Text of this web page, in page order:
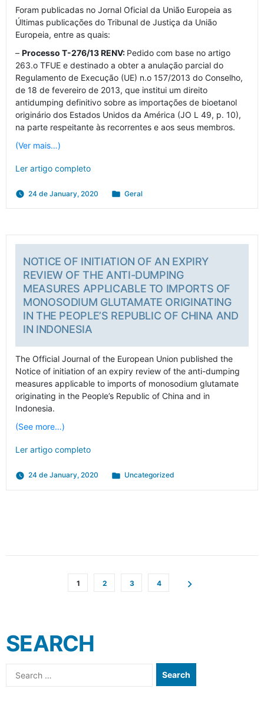
Foram publicadas no Jornal Oficial da União Europeia as
Últimas publicações do Tribunal de Justiça da União
Europeia, entre as quais:
–Processo T-276/13 RENV: Pedido com base no artigo
263.o TFUE e destinado a obter a anulação parcial do
Regulamento de Execução (UE) n.o 157/2013 do Conselho,
de 18 de fevereiro de 2013, que institui um direito
antidumping definitivo sobre as importações de bioetanol
originário dos Estados Unidos da América (JO L 49, p. 10),
na parte respeitante às recorrentes e aos seus membros.
(Ver mais…)
Ler artigo completo
24 de January, 2020
Posted
Geral
NOTICE OF INITIATION OF AN EXPIRY
REVIEW OF THE ANTI-DUMPING
MEASURES APPLICABLE TO IMPORTS OF
MONOSODIUM GLUTAMATE ORIGINATING
IN THE PEOPLE’S REPUBLIC OF CHINA AND
IN INDONESIA
The Official Journal of the European Union published the
Notice of initiation of an expiry review of the anti-dumping
measures applicable to imports of monosodium glutamate
originating in the People’s Republic of China and in
Indonesia.
(See more…)
Ler artigo completo
24 de January, 2020
Posted
Uncategorized
POSTS
1 2 3 4
SEARCH
Search